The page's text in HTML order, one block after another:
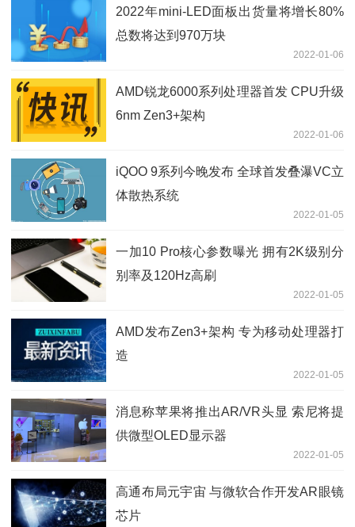
2022年mini-LED面板出货量将增长80%
总数将达到970万块
2022-01-06
AMD锐龙6000系列处理器首发 CPU升级
6nm Zen3+架构
2022-01-06
iQOO 9系列今晚发布 全球首发叠瀑VC立
体散热系统
2022-01-05
一加10 Pro核心参数曝光 拥有2K级别分
别率及120Hz高刷
2022-01-05
AMD发布Zen3+架构 专为移动处理器打
造
2022-01-05
消息称苹果将推出AR/VR头显 索尼将提
供微型OLED显示器
2022-01-05
高通布局元宇宙 与微软合作开发AR眼镜
芯片